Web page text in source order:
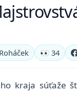
👀 34
kraja súťaže